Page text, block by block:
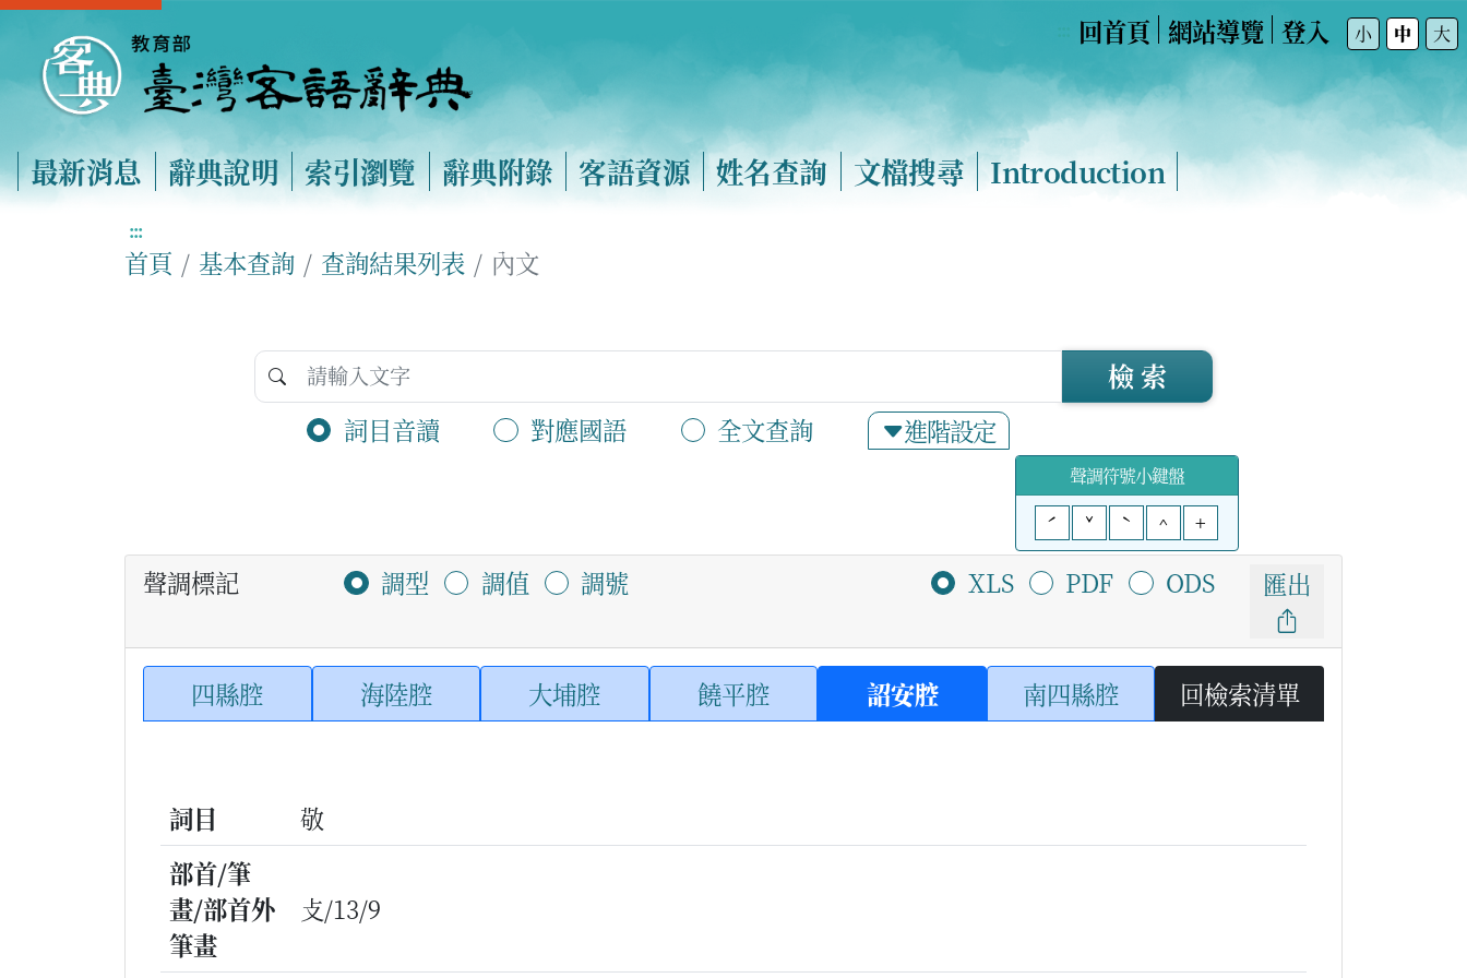
回首頁 網站導覽 登入 小 中 大
最新消息 辭典說明 索引瀏覽 辭典附錄 客語資源 姓名查詢 文檔搜尋 Introduction
:::
首頁 基本查詢 查詢結果列表 內文
詞目音讀 對應國語 全文查詢 進階設定
檢 索
聲調符號小鍵盤
ˊ
ˇ ˋ ^ +
聲調標記 調型 調值 調號 XLS PDF ODS 匯出
四縣腔 海陸腔 大埔腔 饒平腔 詔安腔 南四縣腔 回檢索清單
詞目
敬
部首/筆
畫/部首外
筆畫
攴/13/9